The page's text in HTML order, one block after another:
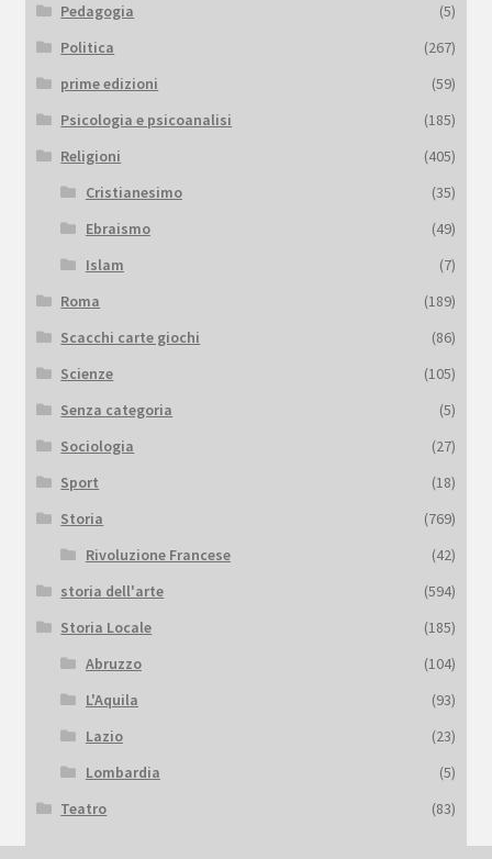
Pedagogia
(5)
Politica
(267)
prime edizioni
(59)
Psicologia e psicoanalisi
(185)
Religioni
(405)
Cristianesimo
(35)
Ebraismo
(49)
Islam
(7)
Roma
(189)
Scacchi carte giochi
(86)
Scienze
(105)
Senza categoria
(5)
Sociologia
(27)
Sport
(18)
Storia
(769)
Rivoluzione Francese
(42)
storia dell'arte
(594)
Storia Locale
(185)
Abruzzo
(104)
L'Aquila
(93)
Lazio
(23)
Lombardia
(5)
Teatro
(83)